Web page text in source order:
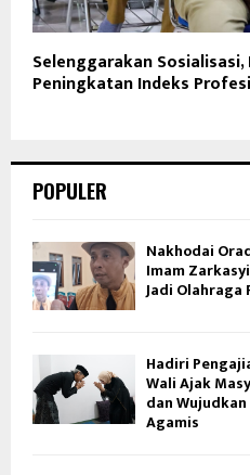
Selenggarakan
Peningkatan Indeks
POPULER
Nakhodai
Imam
Jadi Olahraga
Hadiri
Wali Ajak
dan
Agamis